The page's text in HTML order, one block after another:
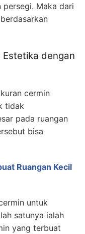
Maka dari
dengan
cermin
tidak
pada ruangan
bisa
Ruangan Kecil
untuk
satunya ialah
yang terbuat